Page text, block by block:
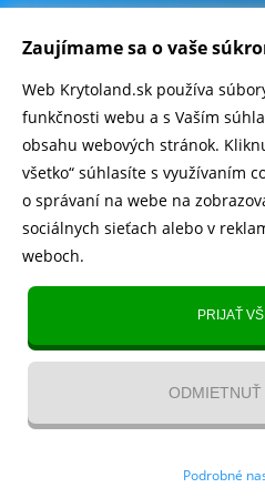
.
500.000+
Rychlé
Heureka
Instagram
TikTok
Recenzie /Blog
Zaujímame sa o vaše
Web Krytoland.sk používa
funkčnosti webu a s Vaším
obsahu webových stránok.
všetko“ súhlasíte s využívaním
o správaní na webe na
sociálnych sieťach alebo v
weboch.
PRIJAŤ
ODMIETNUŤ
Podrobné